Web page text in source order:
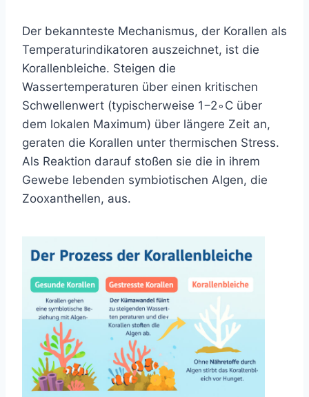
Der bekannteste Mechanismus, der Korallen als
Temperaturindikatoren auszeichnet, ist die
Korallenbleiche. Steigen die
Wassertemperaturen über einen kritischen
Schwellenwert (typischerweise 1−2∘C über
dem lokalen Maximum) über längere Zeit an,
geraten die Korallen unter thermischen Stress.
Als Reaktion darauf stoßen sie die in ihrem
Gewebe lebenden symbiotischen Algen, die
Zooxanthellen, aus.